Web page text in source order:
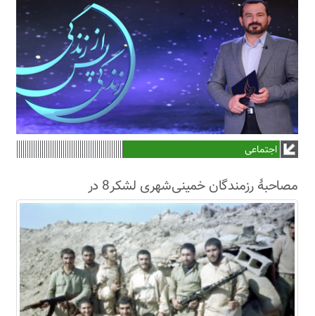
اجتماعی
مصاحبۀ رزمندگان خمینی‌شهری لشکر8 در
سال63+فیلم